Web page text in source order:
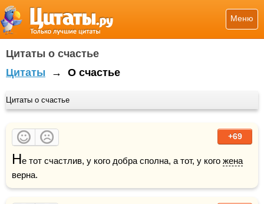
Меню
Цитаты о счастье
Цитаты → О счастье
Цитаты о счастье
+69
Не тот счастлив, у кого добра сполна, а тот, у кого жена
верна.